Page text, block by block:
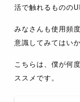
活で触れるものの
みなさんも使用頻
意識してみてはい
こちらは、僕が何
ススメです。